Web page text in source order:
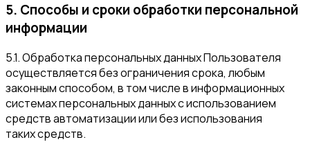
5. Способы и сроки обработки персональной
информации
5.1. Обработка персональных данных Пользователя
осуществляется без ограничения срока, любым
законным способом, в том числе в информационных
системах персональных данных с использованием
средств автоматизации или без использования
таких средств.